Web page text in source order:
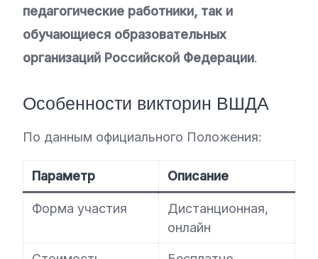
педагогические работники, так и
обучающиеся образовательных
организаций Российской Федерации.
Особенности викторин ВШДА
По данным официального Положения:
Параметр Описание
Форма участия
Дистанционная,
онлайн